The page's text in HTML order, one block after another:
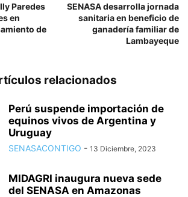
Paredes
en
de
SENASA desarrolla jornada
sanitaria en beneficio de
ganadería familiar de
Lambayeque
relacionados
Perú suspende importación de
equinos vivos de Argentina y
Uruguay
SENASACONTIGO - 13 Diciembre, 2023
MIDAGRI inaugura nueva sede
del SENASA en Amazonas